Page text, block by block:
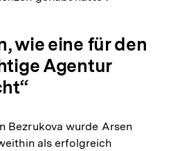
wie eine für den
Agentur
Bezrukova wurde Arsen
als erfolgreich